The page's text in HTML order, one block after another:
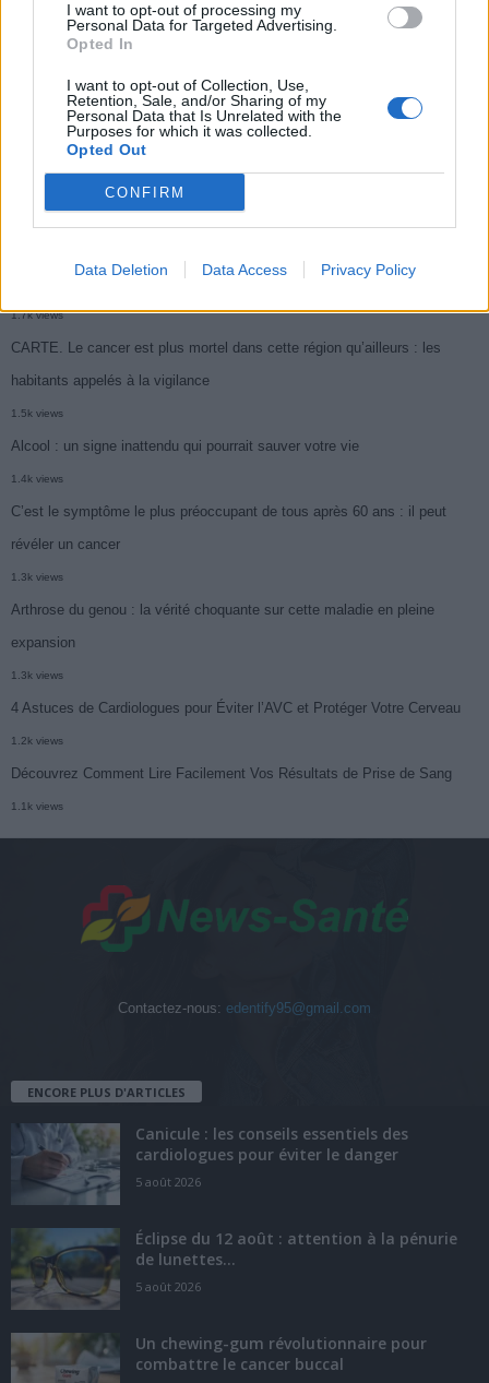
I want to opt-out of processing my
Personal Data for Targeted Advertising.
Opted In
I want to opt-out of Collection, Use,
Retention, Sale, and/or Sharing of my
Personal Data that Is Unrelated with the
Purposes for which it was collected.
Opted Out
CONFIRM
Data Deletion Data Access Privacy Policy
Médicament retiré en urgence pour risques graves et données falsifiées
Ce cancer mortel explose chez les personnes nées après 1980 : le
symptôme à repérer
Je suis cardiologue et voici le seul chocolat que je valide : c’est le
meilleur pour le cœur
Cancer du foie : Symptômes silencieux mais vitaux à connaître
1.7k views
CARTE. Le cancer est plus mortel dans cette région qu’ailleurs : les
habitants appelés à la vigilance
1.5k views
Alcool : un signe inattendu qui pourrait sauver votre vie
1.4k views
C’est le symptôme le plus préoccupant de tous après 60 ans : il peut
révéler un cancer
1.3k views
Arthrose du genou : la vérité choquante sur cette maladie en pleine
expansion
1.3k views
4 Astuces de Cardiologues pour Éviter l’AVC et Protéger Votre Cerveau
1.2k views
Découvrez Comment Lire Facilement Vos Résultats de Prise de Sang
1.1k views
Contactez-nous: edentify95@gmail.com
ENCORE PLUS D'ARTICLES
Canicule : les conseils essentiels des
cardiologues pour éviter le danger
5 août 2026
Éclipse du 12 août : attention à la pénurie
de lunettes...
5 août 2026
Un chewing-gum révolutionnaire pour
combattre le cancer buccal